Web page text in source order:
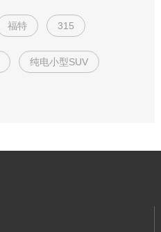
福特 315
纯电小型SUV